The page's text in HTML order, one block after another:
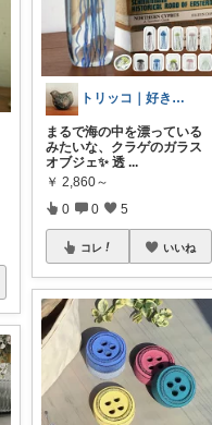
トリッコ｜好きな雑貨・インテリア
まるで海の中を漂っている
みたいな、クラゲのガラス
オブジェ✨ 透 ...
￥ 2,860～
0 0 5
コレ いいね